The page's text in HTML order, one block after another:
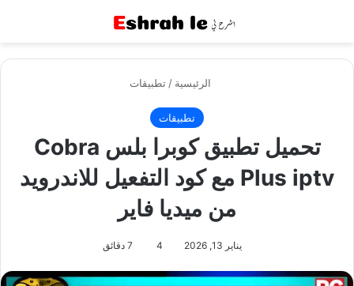
الرئيسية / تطبيقات
تطبيقات
تحميل تطبيق كوبرا بلس Cobra
Plus iptv مع كود التفعيل للاندرويد
من ميديا فاير
يناير 13, 2026 4